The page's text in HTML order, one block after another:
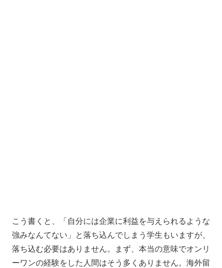
こう書くと、「自分には企業に利益を与えられるような
強みなんてない」と落ち込んでしまう学生もいますが、
落ち込む必要はありません。まず、本当の意味でオンリ
ーワンの経験をした人間はそう多くありません。海外留